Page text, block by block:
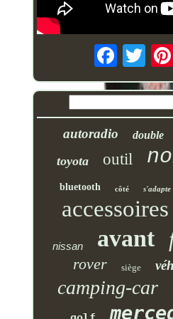
autoradio double
toyota outil
bluetooth côté s'adapte
accessoires
nissan avant
rover siège
camping-car